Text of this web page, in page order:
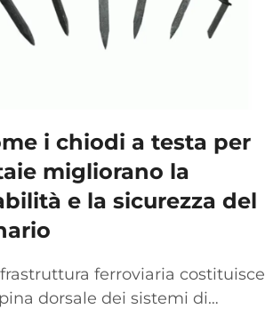
i chiodi a testa per
migliorano la
e la sicurezza del
ferroviaria costituisce
dorsale dei sistemi di